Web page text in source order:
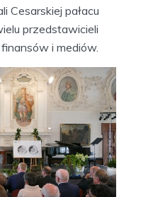
Cesarskiej pałacu
przedstawicieli
i mediów.